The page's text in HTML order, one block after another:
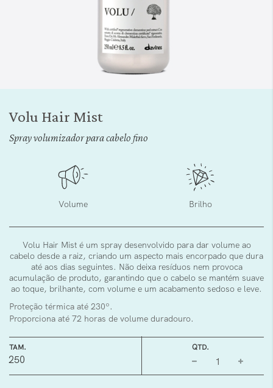
início
Volu Hair Mist
Spray volumizador para cabelo fino
Volume Brilho
Volu Hair Mist é um spray desenvolvido para dar volume ao
cabelo desde a raiz, criando um aspecto mais encorpado que dura
até aos dias seguintes. Não deixa resíduos nem provoca
acumulação de produto, garantindo que o cabelo se mantém suave
ao toque, brilhante, com volume e um acabamento sedoso e leve.
Proteção térmica até 230º.
Proporciona até 72 horas de volume duradouro.
TAM. QTD.
250